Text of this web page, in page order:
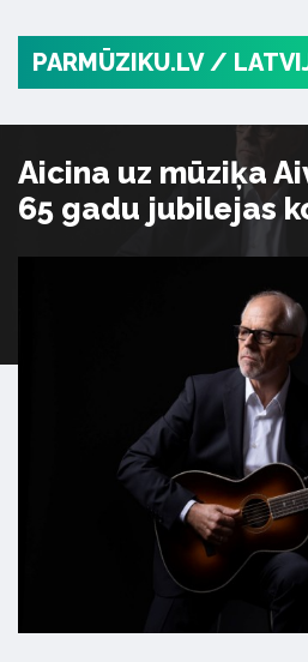
PARMŪZIKU.LV /
Aicina uz mūziķa
65 gadu jubilejas